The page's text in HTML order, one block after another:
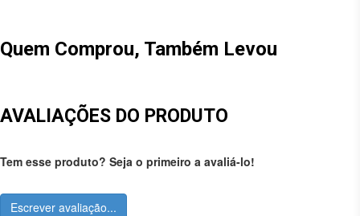
Quem Comprou, Também Levou
AVALIAÇÕES DO PRODUTO
Tem esse produto? Seja o primeiro a avaliá-lo!
Escrever avaliação...